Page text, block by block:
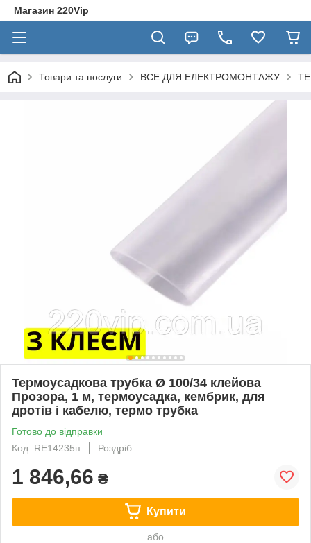
Магазин 220Vip
Товари та послуги ВСЕ ДЛЯ ЕЛЕКТРОМОНТАЖУ
Термоусадкова трубка Ø 100/34 клейова
Прозора, 1 м, термоусадка, кембрик, для
дротів і кабелю, термо трубка
Готово до відправки
Код: RE14235п
Роздріб
1 846,66 ₴
Купити
або